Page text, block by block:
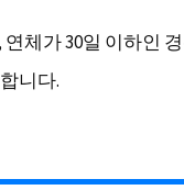
체가 30일 이하인
니다.